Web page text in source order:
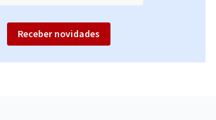
Receber novidades